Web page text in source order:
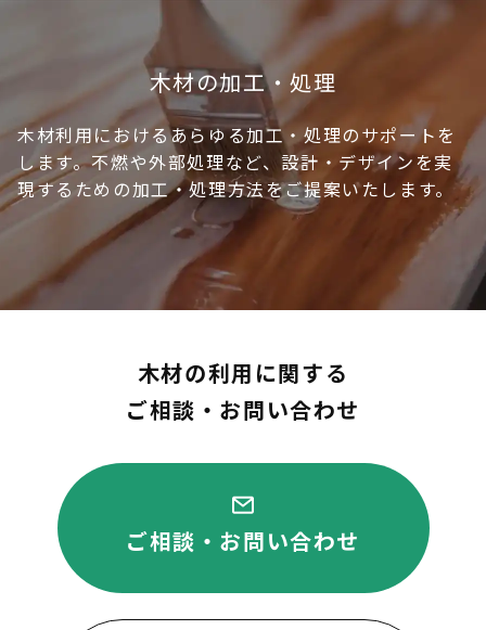
木材の加工・処理
木材利用におけるあらゆる加工・処理のサポートを
します。不燃や外部処理など、設計・デザインを実
現するための加工・処理方法をご提案いたします。
木材の利用に関する
ご相談・お問い合わせ
ご相談・お問い合わせ